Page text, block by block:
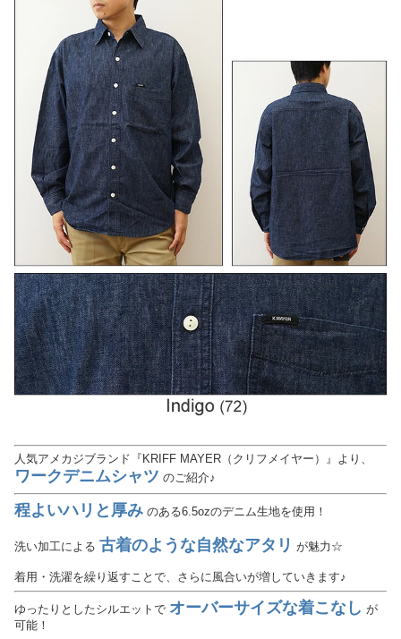
人気アメカジブランド『KRIFF MAYER（クリフメイヤー）』より、
ワークデニムシャツ のご紹介♪
程よいハリと厚み のある6.5ozのデニム生地を使用！
洗い加工による 古着のような自然なアタリ が魅力☆
着用・洗濯を繰り返すことで、さらに風合いが増していきます♪
ゆったりとしたシルエットで オーバーサイズな着こなし が
可能！